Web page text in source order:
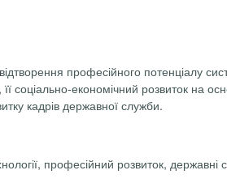
відтворення професійного потенціалу
соціально-економічний розвиток на
кадрів державної служби.
професійний розвиток,